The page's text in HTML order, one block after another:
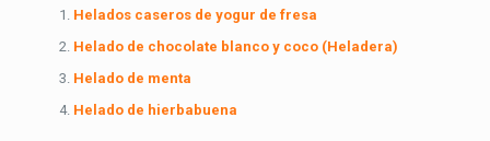
Helados caseros de yogur de fresa
Helado de chocolate blanco y coco (Heladera)
Helado de menta
Helado de hierbabuena